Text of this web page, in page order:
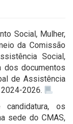
Social, Mulher,
da Comissão
Social,
dos documentos
de Assistência
2026.
os
sede do CMAS,